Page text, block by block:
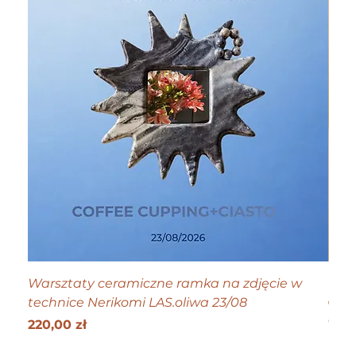
Warsztaty ceramiczne ramka na zdjęcie w
technice Nerikomi LAS.oliwa 23/08
Cena
220,00 zł Get